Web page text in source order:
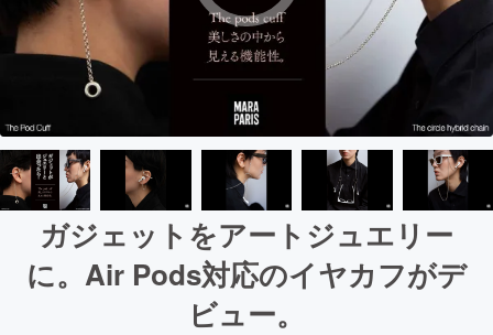
ガジェットをアートジュエリー
に。Air Pods対応のイヤカフがデ
ビュー。